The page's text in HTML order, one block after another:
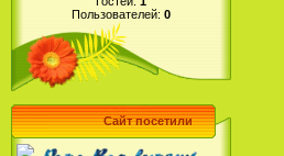
Пользователей: 0
Сайт посетили